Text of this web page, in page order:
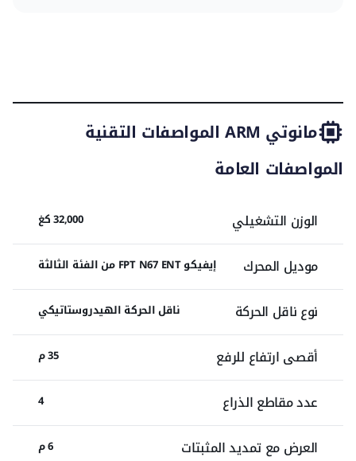
عرض 6 م عند فرد الدعامات بالكاملمانوتي ARM
المواصفات التقنية
المواصفات العامة
الوزن التشغيلي 32,000 كغ
موديل المحرك إيفيكو FPT N67 ENT من الفئة الثالثة
نوع ناقل الحركة ناقل الحركة الهيدروستاتيكي
أقصى ارتفاع للرفع 35 م
عدد مقاطع الذراع 4
العرض مع تمديد المثبتات 6 م